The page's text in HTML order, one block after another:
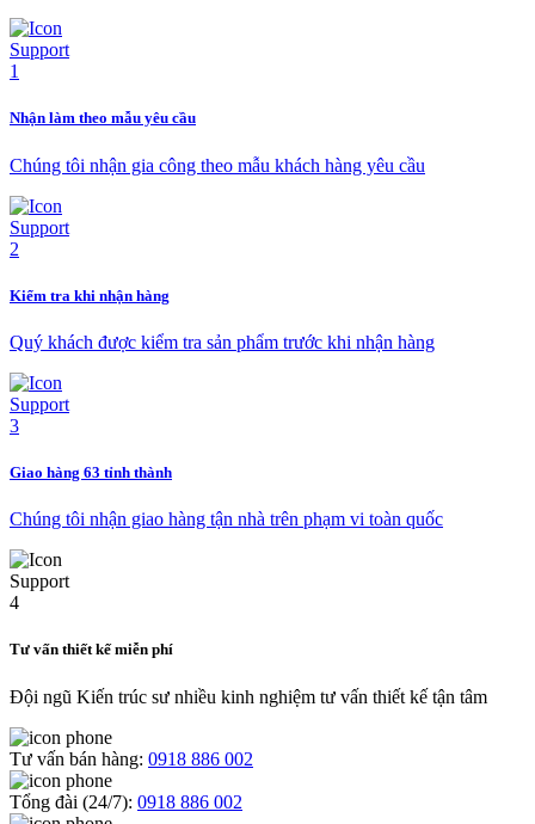
Nhận làm theo mẫu yêu cầu
Chúng tôi nhận gia công theo mẫu khách hàng yêu cầu
Kiểm tra khi nhận hàng
Quý khách được kiểm tra sản phẩm trước khi nhận hàng
Giao hàng 63 tỉnh thành
Chúng tôi nhận giao hàng tận nhà trên phạm vi toàn quốc
Tư vấn thiết kế miễn phí
Đội ngũ Kiến trúc sư nhiều kinh nghiệm tư vấn thiết kế tận tâm
Tư vấn bán hàng: 0918 886 002
Tổng đài (24/7): 0918 886 002